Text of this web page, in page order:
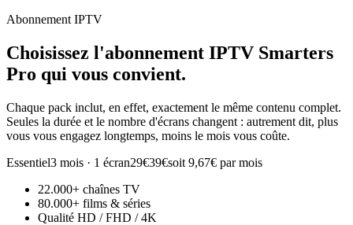
Abonnement IPTV
Choisissez l'abonnement IPTV Smarters
Pro qui vous convient.
Chaque pack inclut, en effet, exactement le même contenu complet.
Seules la durée et le nombre d'écrans changent : autrement dit, plus
vous vous engagez longtemps, moins le mois vous coûte.
Essentiel3 mois · 1 écran29€39€soit 9,67€ par mois
22.000+ chaînes TV
80.000+ films & séries
Qualité HD / FHD / 4K